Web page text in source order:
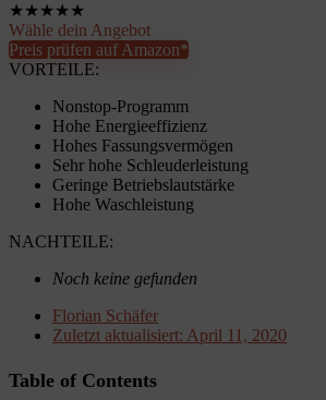
★★★★★
Wähle dein Angebot
Preis prüfen auf Amazon*
VORTEILE:
Nonstop-Programm
Hohe Energieeffizienz
Hohes Fassungsvermögen
Sehr hohe Schleuderleistung
Geringe Betriebslautstärke
Hohe Waschleistung
NACHTEILE:
Noch keine gefunden
Florian Schäfer
Zuletzt aktualisiert: April 11, 2020
Table of Contents